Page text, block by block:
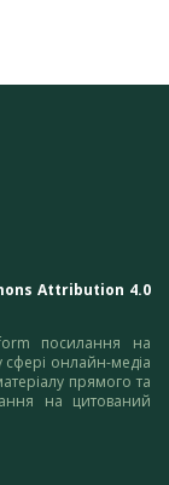
Attribution 4.0
посилання на
сфері онлайн-медіа
прямого та
на цитований